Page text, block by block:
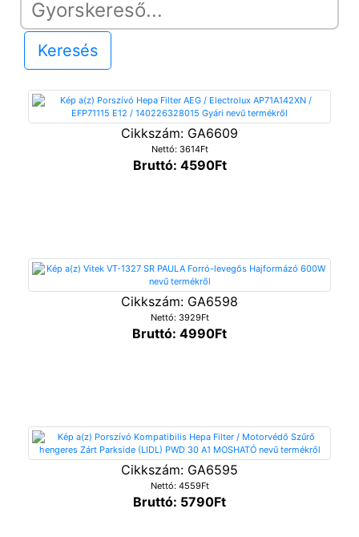
Keresés
Cikkszám: GA6609
Nettó: 3614Ft
Bruttó: 4590Ft
Cikkszám: GA6598
Nettó: 3929Ft
Bruttó: 4990Ft
Cikkszám: GA6595
Nettó: 4559Ft
Bruttó: 5790Ft